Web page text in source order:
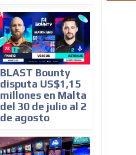
BLAST Bounty
disputa US$1,15
millones en Malta
del 30 de julio al 2
de agosto